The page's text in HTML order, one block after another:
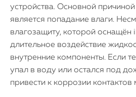
устройства. Основной
является попадание влаги.
влагозащиту, которой оснащён
длительное воздействие
внутренние компоненты. Если
упал в воду или остался под
привести к коррозии